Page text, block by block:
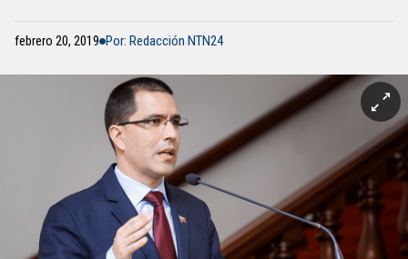
febrero 20, 2019 Por: Redacción NTN24